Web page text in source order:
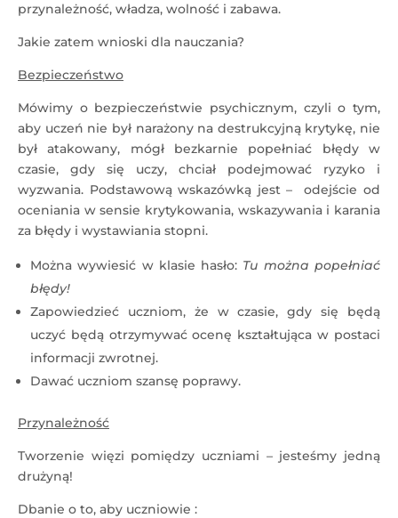
przynależność, władza, wolność i zabawa.
Jakie zatem wnioski dla nauczania?
Bezpieczeństwo
Mówimy o bezpieczeństwie psychicznym, czyli o tym,
aby uczeń nie był narażony na destrukcyjną krytykę, nie
był atakowany, mógł bezkarnie popełniać błędy w
czasie, gdy się uczy, chciał podejmować ryzyko i
wyzwania. Podstawową wskazówką jest – odejście od
oceniania w sensie krytykowania, wskazywania i karania
za błędy i wystawiania stopni.
Można wywiesić w klasie hasło: Tu można popełniać
błędy!
Zapowiedzieć uczniom, że w czasie, gdy się będą
uczyć będą otrzymywać ocenę kształtująca w postaci
informacji zwrotnej.
Dawać uczniom szansę poprawy.
Przynależność
Tworzenie więzi pomiędzy uczniami – jesteśmy jedną
drużyną!
Dbanie o to, aby uczniowie :